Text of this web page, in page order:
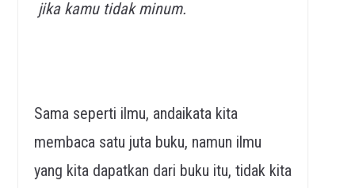
jika kamu tidak minum.
Sama seperti ilmu, andaikata kita
membaca satu juta buku, namun ilmu
yang kita dapatkan dari buku itu, tidak kita